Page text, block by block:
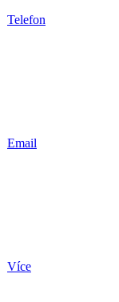
Telefon
Email
Více